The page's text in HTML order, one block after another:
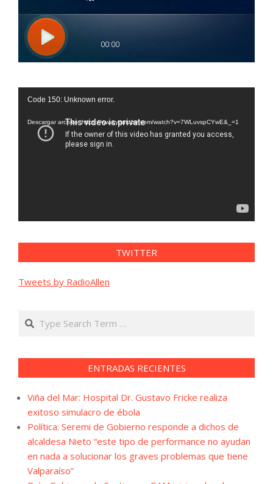
Reproductor
vídeo
Code 150: Unknown error.
Descargar archivo: https://www.youtube.com/watch?v=7WLuvspCYwE&_=1
TWITTER
Tweets by RadioAllen
Search
ENTRADAS RECIENTES
Viña del Mar: Hospital Dr. Gustavo Fricke realiza
exitoso simulacro de ébola
Política: Seremi de Gobierno responde a dichos de
alcaldesa Nieto “este tipo de performance no ayudan
en nada a solucionar los graves problemas que tiene
Valparaíso”